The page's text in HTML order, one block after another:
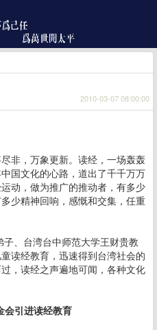
2010-03-07 08:00:00
非，万象更新。读经，一场轰轰
国文化的心路，道出了千千万万
动，做为推广的推动者，有多少
少精神回响，感慨和交集，任重
、台湾台中师范大学王财贵教
读经教育，迅速得到台湾社会的
，读经之声遍地可闻，各种文化
会引进读经教育